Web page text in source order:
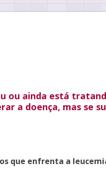
ou ainda está
a doença, mas se
que enfrenta a